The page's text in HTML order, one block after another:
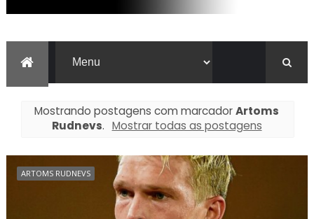
Mostrando postagens com marcadorArtoms
Rudnevs. Mostrar todas as postagens
ARTOMS RUDNEVS